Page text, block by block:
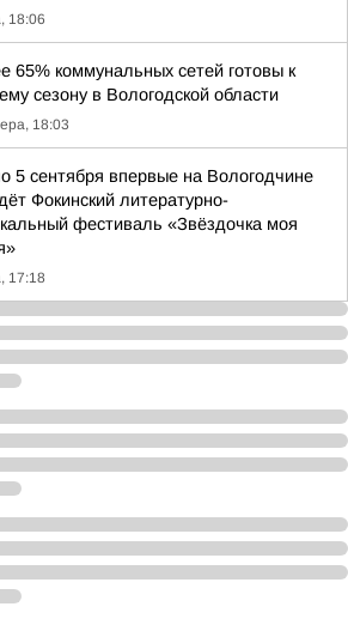
18:06
65% коммунальных сетей готовы к
сезону в Вологодской области
18:03
5 сентября впервые на Вологодчине
Фокинский литературно-
фестиваль «Звёздочка моя
17:18